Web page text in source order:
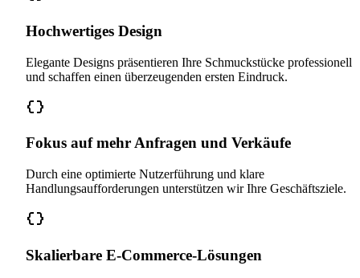
Hochwertiges Design
Elegante Designs präsentieren Ihre Schmuckstücke professionell
und schaffen einen überzeugenden ersten Eindruck.
Fokus auf mehr Anfragen und Verkäufe
Durch eine optimierte Nutzerführung und klare
Handlungsaufforderungen unterstützen wir Ihre Geschäftsziele.
Skalierbare E-Commerce-Lösungen